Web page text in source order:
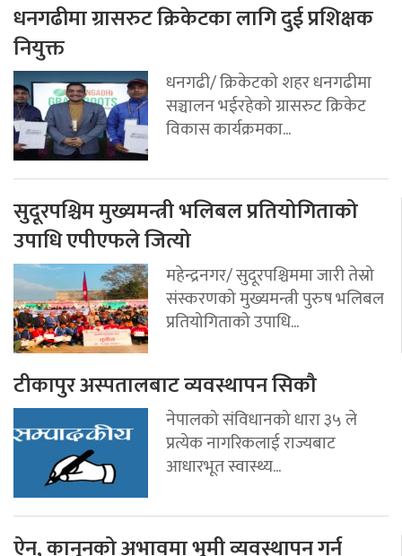
धनगढीमा ग्रासरुट क्रिकेटका लागि दुई प्रशिक्षक
नियुक्त
धनगढी/ क्रिकेटको शहर धनगढीमा
सञ्चालन भईरहेको ग्रासरुट क्रिकेट
विकास कार्यक्रमका...
सुदूरपश्चिम मुख्यमन्त्री भलिबल प्रतियोगिताको
उपाधि एपीएफले जित्यो
महेन्द्रनगर/ सुदूरपश्चिममा जारी तेस्रो
संस्करणको मुख्यमन्त्री पुरुष भलिबल
प्रतियोगिताको उपाधि...
टीकापुर अस्पतालबाट व्यवस्थापन सिकौ
नेपालको संविधानको धारा ३५ ले
प्रत्येक नागरिकलाई राज्यबाट
आधारभूत स्वास्थ्य...